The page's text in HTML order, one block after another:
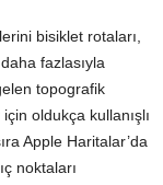
bisiklet rotaları,
fazlasıyla
topografik
oldukça kullanışlı
Apple Haritalar’da
noktaları